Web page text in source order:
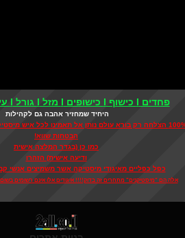
פחדים I כישוף I כישופים I מזל I גורל I עין הרע I קבלה
היחיד שמחזיר אהבה גם לקהילות
הבטחות שווא!
כמו כן (בגדר המלצה אישית
ודיעה אישית) הזהרו
כפל כפליים מאיגודי מיסטיקה אשר משמיצים אנשי
אלה הם "מיסטיקנים" מתחרים זה בדוק!!!! איגודים אלו אינם רשומים בשום